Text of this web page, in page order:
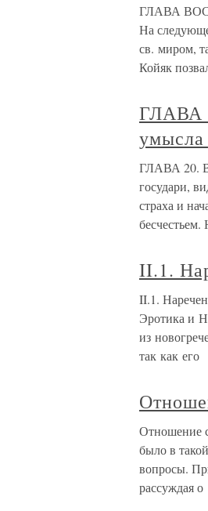
ГЛАВА
На
св. миром,
Койяк
ГЛАВА
умысла
ГЛАВА 20.
государи,
страха и
бесчестьем.
II.1.
II.1.
Эротика и
из
так как его
Отношение
было в
вопросы.
рассуждая о